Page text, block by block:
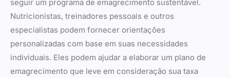
seguir um programa de emagrecimento sustentável.
Nutricionistas, treinadores pessoais e outros
especialistas podem fornecer orientações
personalizadas com base em suas necessidades
individuais. Eles podem ajudar a elaborar um plano de
emagrecimento que leve em consideração sua taxa